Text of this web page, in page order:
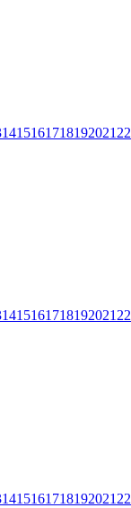
1415161718192021 22
1415161718192021 22
1415161718192021 22